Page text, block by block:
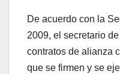
De acuerdo con la
2009, el secretario
contratos de alianza
que se firmen y se